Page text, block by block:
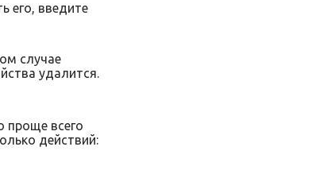
его, введите
случае
удалится.
проще всего
действий: